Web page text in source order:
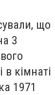
що
3
кімнаті
1971